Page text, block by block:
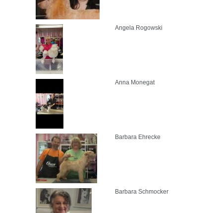
Angela Rogowski
Anna Monegat
Barbara Ehrecke
Barbara Schmocker